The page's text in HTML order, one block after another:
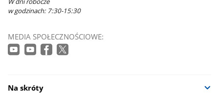
w godzinach: 7:30-15:30
MEDIA SPOŁECZNOŚCIOWE:
Na skróty